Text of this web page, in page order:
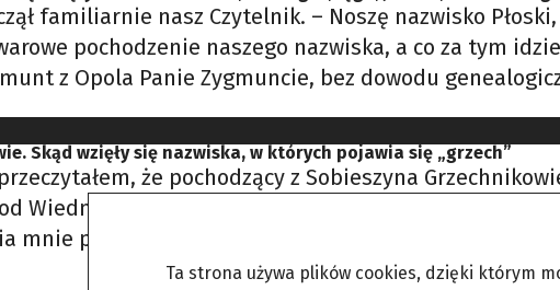
familiarnie nasz Czytelnik. – Noszę nazwisko
pochodzenie naszego nazwiska, a co za tym
z Opola Panie Zygmuncie, bez dowodu
Skąd wzięły się nazwiska, w których pojawia się „grzech”
że pochodzący z Sobieszyna
Wiednia Sobieski – pisze Czytelnik. – Ja zasię,
mnie podobieństwo nazwisk Grzeszczyk –
Ta strona używa plików cookies, dzięki którym